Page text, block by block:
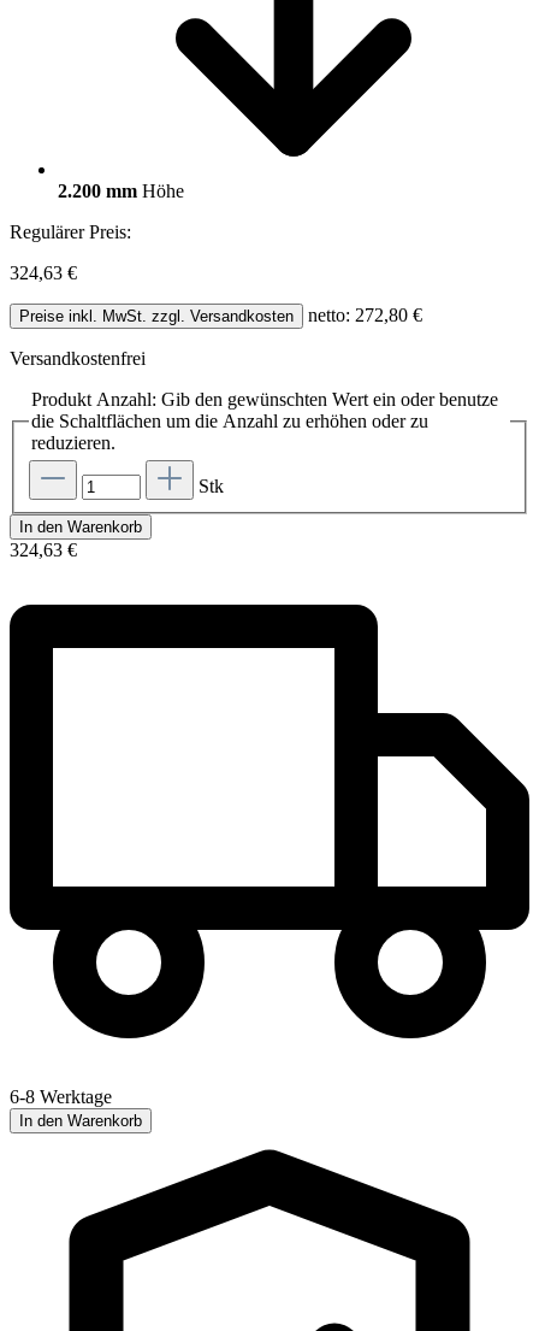
2.200 mm Höhe
Regulärer Preis:
324,63 €
Preise inkl. MwSt. zzgl. Versandkosten netto: 272,80 €
Versandkostenfrei
Produkt Anzahl: Gib den gewünschten Wert ein oder benutze
die Schaltflächen um die Anzahl zu erhöhen oder zu
reduzieren.
Stk
In den Warenkorb
324,63 €
6-8 Werktage
In den Warenkorb